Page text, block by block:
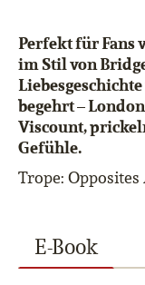
Perfekt für Fans
im Stil von
begehrt –
Viscount,
Gefühle.
Trope:
E-Book